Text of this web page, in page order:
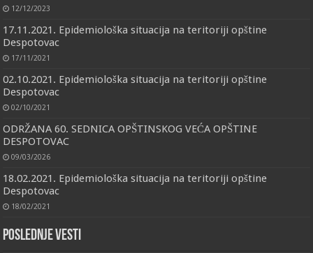
12/12/2023
17.11.2021. Epidemiološka situacija na teritoriji opštine
Despotovac
17/11/2021
02.10.2021. Epidemiološka situacija na teritoriji opštine
Despotovac
02/10/2021
ODRŽANA 60. SEDNICA OPŠTINSKOG VEĆA OPŠTINE
DESPOTOVAC
09/03/2026
18.02.2021. Epidemiološka situacija na teritoriji opštine
Despotovac
18/02/2021
Poslednje vesti